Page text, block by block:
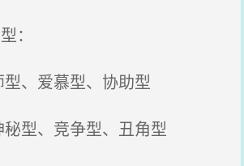
：
、爱慕型、协助型
型、竞争型、丑角型